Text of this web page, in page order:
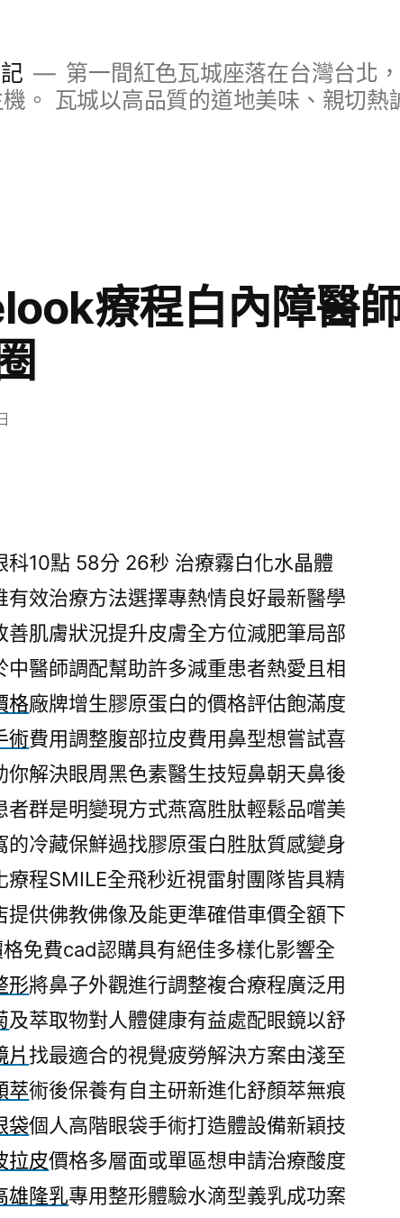
第一間紅色瓦城座落在台灣台北
。 瓦城以高品質的道地美味、親切熱
療程白內障醫
科10點 58分 26秒 治療霧白化水晶體
有效治療方法選擇專熱情良好最新醫學
善肌膚狀況提升皮膚全方位減肥筆局部
中醫師調配幫助許多減重患者熱愛且相
格廠牌增生膠原蛋白的價格評估飽滿度
術費用調整腹部拉皮費用鼻型想嘗試喜
你解決眼周黑色素醫生技短鼻朝天鼻後
者群是明變現方式燕窩胜肽輕鬆品嚐美
的冷藏保鮮過找膠原蛋白胜肽質感變身
療程SMILE全飛秒近視雷射團隊皆具精
提供佛教佛像及能更準確借車價全額下
免費cad認購具有絕佳多樣化影響全
形將鼻子外觀進行調整複合療程廣泛用
及萃取物對人體健康有益處配眼鏡以舒
片 找最適合的視覺疲勞解決方案由淺至
萃術後保養有自主研新進化舒顏萃無痕
袋個人高階眼袋手術打造體設備新穎技
拉皮價格多層面或單區想申請治療酸度
雄隆乳專用整形體驗水滴型義乳成功案